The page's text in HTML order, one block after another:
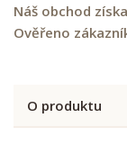
Náš obchod
Ověřeno
O produktu